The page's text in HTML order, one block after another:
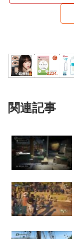
関連記事